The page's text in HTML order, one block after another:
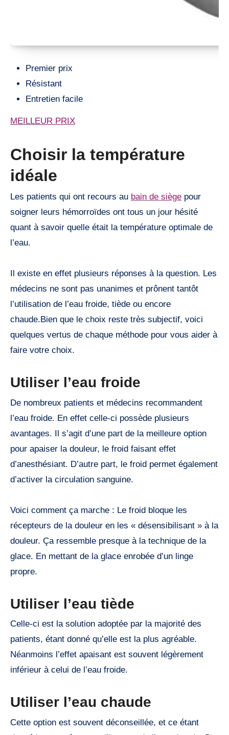
Premier prix
Résistant
Entretien facile
MEILLEUR PRIX
Choisir la température
idéale
Les patients qui ont recours au bain de siège pour
soigner leurs hémorroïdes ont tous un jour hésité
quant à savoir quelle était la température optimale de
l’eau.
Il existe en effet plusieurs réponses à la question. Les
médecins ne sont pas unanimes et prônent tantôt
l’utilisation de l’eau froide, tiède ou encore
chaude.Bien que le choix reste très subjectif, voici
quelques vertus de chaque méthode pour vous aider à
faire votre choix.
Utiliser l’eau froide
De nombreux patients et médecins recommandent
l’eau froide. En effet celle-ci possède plusieurs
avantages. Il s’agit d’une part de la meilleure option
pour apaiser la douleur, le froid faisant effet
d’anesthésiant. D’autre part, le froid permet également
d’activer la circulation sanguine.
Voici comment ça marche : Le froid bloque les
récepteurs de la douleur en les « désensibilisant » à la
douleur. Ça ressemble presque à la technique de la
glace. En mettant de la glace enrobée d’un linge
propre.
Utiliser l’eau tiède
Celle-ci est la solution adoptée par la majorité des
patients, étant donné qu’elle est la plus agréable.
Néanmoins l’effet apaisant est souvent légèrement
inférieur à celui de l’eau froide.
Utiliser l’eau chaude
Cette option est souvent déconseillée, et ce étant